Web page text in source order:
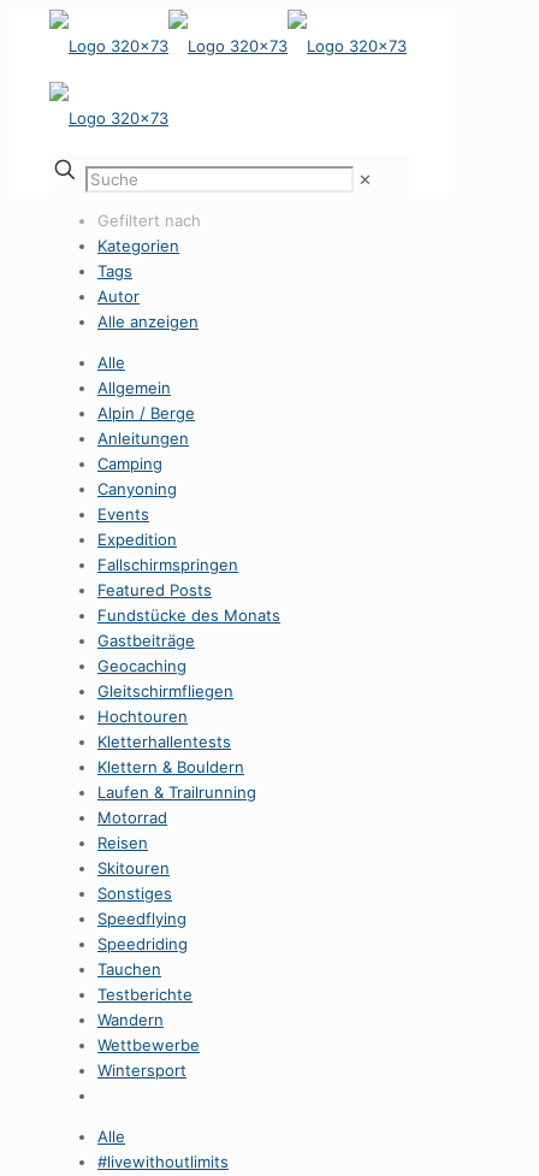
✕
Gefiltert nach
Kategorien
Tags
Autor
Alle anzeigen
Alle
Allgemein
Alpin / Berge
Anleitungen
Camping
Canyoning
Events
Expedition
Fallschirmspringen
Featured Posts
Fundstücke des Monats
Gastbeiträge
Geocaching
Gleitschirmfliegen
Hochtouren
Kletterhallentests
Klettern & Bouldern
Laufen & Trailrunning
Motorrad
Reisen
Skitouren
Sonstiges
Speedflying
Speedriding
Tauchen
Testberichte
Wandern
Wettbewerbe
Wintersport
Alle
#livewithoutlimits